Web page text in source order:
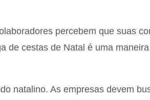
percebem que suas
de cestas de Natal é uma
natalino. As empresas devem